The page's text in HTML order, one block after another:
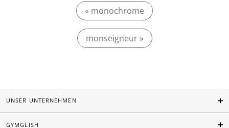
« monochrome
monseigneur »
UNSER UNTERNEHMEN
GYMGLISH